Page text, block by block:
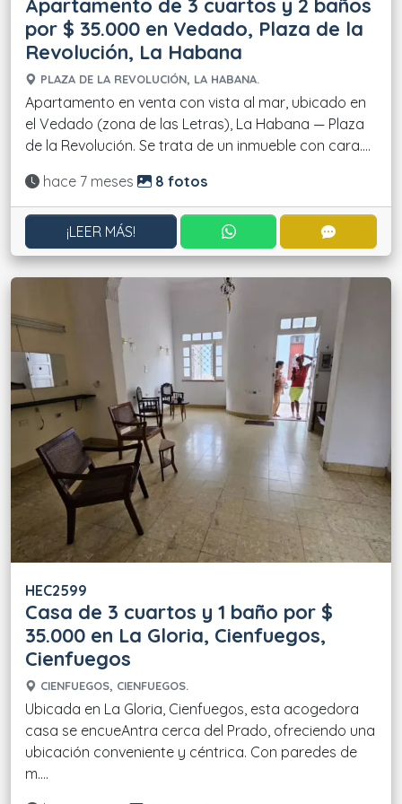
Apartamento de 3 cuartos y 2 baños
por $ 35.000 en Vedado, Plaza de la
Revolución, La Habana
PLAZA DE LA REVOLUCIÓN, LA HABANA.
Apartamento en venta con vista al mar, ubicado en
el Vedado (zona de las Letras), La Habana — Plaza
de la Revolución. Se trata de un inmueble con cara....
Actualizado:
hace 7 meses 8 fotos
¡LEER MÁS! CONTACTAR POR
HEC2599
Casa de 3 cuartos y 1 baño por $
35.000 en La Gloria, Cienfuegos,
Cienfuegos
CIENFUEGOS, CIENFUEGOS.
Ubicada en La Gloria, Cienfuegos, esta acogedora
casa se encueAntra cerca del Prado, ofreciendo una
ubicación conveniente y céntrica. Con paredes de
m....